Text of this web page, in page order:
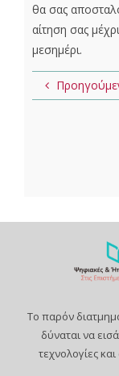
θα σας
αίτηση σας
μεσημέρι.
Το παρόν
δύναται να
τεχνολογίες